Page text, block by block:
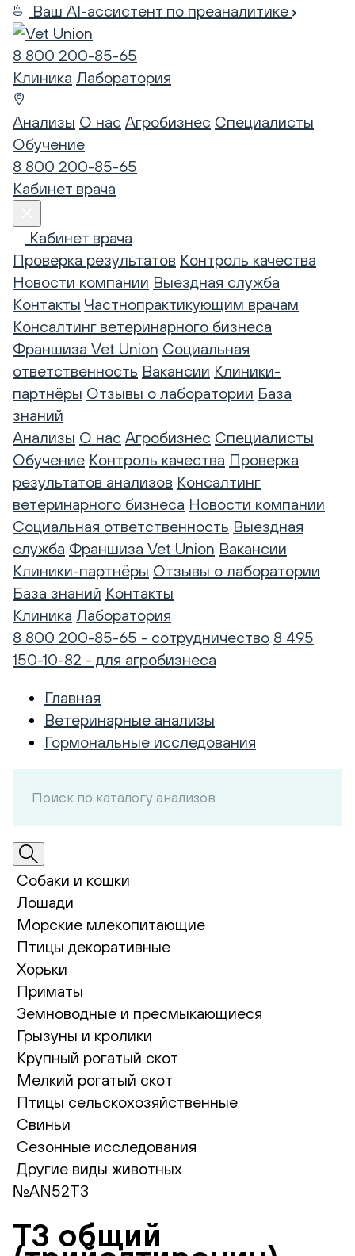
Ваш AI-ассистент по преаналитике
8 800 200-85-65
Клиника Лаборатория
Анализы О нас Агробизнес Специалисты
Обучение
8 800 200-85-65
Кабинет врача
Кабинет врача
Проверка результатов Контроль качества
Новости компании Выездная служба
Контакты Частнопрактикующим врачам
Консалтинг ветеринарного бизнеса
Франшиза Vet Union Социальная
ответственность Вакансии Клиники-
партнёры Отзывы о лаборатории База
знаний
Анализы О нас Агробизнес Специалисты
Обучение Контроль качества Проверка
результатов анализов Консалтинг
ветеринарного бизнеса Новости компании
Социальная ответственность Выездная
служба Франшиза Vet Union Вакансии
Клиники-партнёры Отзывы о лаборатории
База знаний Контакты
Клиника Лаборатория
8 800 200-85-65 - сотрудничество 8 495
150-10-82 - для агробизнеса
Главная
Ветеринарные анализы
Гормональные исследования
Собаки и кошки
Лошади
Морские млекопитающие
Птицы декоративные
Хорьки
Приматы
Земноводные и пресмыкающиеся
Грызуны и кролики
Крупный рогатый скот
Мелкий рогатый скот
Птицы сельскохозяйственные
Свиньи
Сезонные исследования
Другие виды животных
№AN52T3
Т3 общий